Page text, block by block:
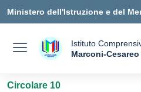
Vai ai contenuti
Vai al menu di navigazione
Vai al footer
Ministero dell'Istruzione e del
Istituto
Marconi-Cesareo
Circolare 10